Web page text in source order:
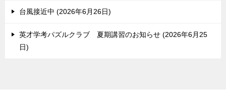
台風接近中 2026年6月26日
英才学考パズルクラブ 夏期講習のお知らせ
2026年6月25
日